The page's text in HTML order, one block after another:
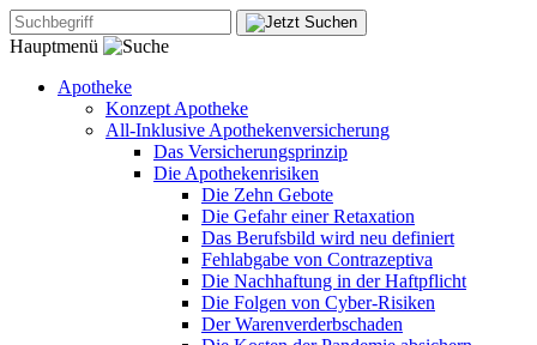
Hauptmenü
Apotheke
Konzept Apotheke
All-Inklusive Apothekenversicherung
Das Versicherungsprinzip
Die Apothekenrisiken
Die Zehn Gebote
Die Gefahr einer Retaxation
Das Berufsbild wird neu definiert
Fehlabgabe von Contrazeptiva
Die Nachhaftung in der Haftpflicht
Die Folgen von Cyber-Risiken
Der Warenverderbschaden